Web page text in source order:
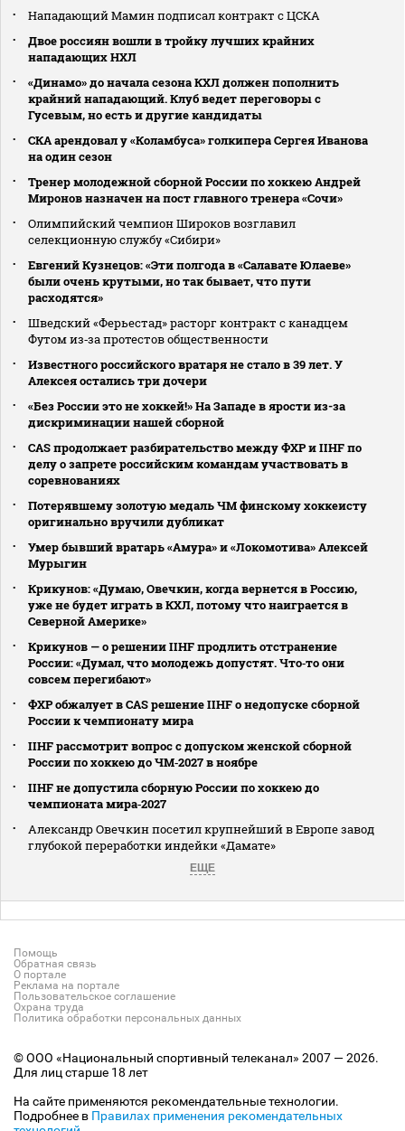
Нападающий Мамин подписал контракт с ЦСКА
Двое россиян вошли в тройку лучших крайних
нападающих НХЛ
«Динамо» до начала сезона КХЛ должен пополнить
крайний нападающий. Клуб ведет переговоры с
Гусевым, но есть и другие кандидаты
СКА арендовал у «Коламбуса» голкипера Сергея Иванова
на один сезон
Тренер молодежной сборной России по хоккею Андрей
Миронов назначен на пост главного тренера «Сочи»
Олимпийский чемпион Широков возглавил
селекционную службу «Сибири»
Евгений Кузнецов: «Эти полгода в «Салавате Юлаеве»
были очень крутыми, но так бывает, что пути
расходятся»
Шведский «Ферьестад» расторг контракт с канадцем
Футом из‑за протестов общественности
Известного российского вратаря не стало в 39 лет. У
Алексея остались три дочери
«Без России это не хоккей!» На Западе в ярости из-за
дискриминации нашей сборной
CAS продолжает разбирательство между ФХР и IIHF по
делу о запрете российским командам участвовать в
соревнованиях
Потерявшему золотую медаль ЧМ финскому хоккеисту
оригинально вручили дубликат
Умер бывший вратарь «Амура» и «Локомотива» Алексей
Мурыгин
Крикунов: «Думаю, Овечкин, когда вернется в Россию,
уже не будет играть в КХЛ, потому что наиграется в
Северной Америке»
Крикунов — о решении IIHF продлить отстранение
России: «Думал, что молодежь допустят. Что‑то они
совсем перегибают»
ФХР обжалует в CAS решение IIHF о недопуске сборной
России к чемпионату мира
IIHF рассмотрит вопрос с допуском женской сборной
России по хоккею до ЧМ‑2027 в ноябре
IIHF не допустила сборную России по хоккею до
чемпионата мира‑2027
Александр Овечкин посетил крупнейший в Европе завод
глубокой переработки индейки «Дамате»
ЕЩЕ
Помощь
Обратная связь
О портале
Реклама на портале
Пользовательское соглашение
Охрана труда
Политика обработки персональных данных
© ООО «Национальный спортивный телеканал» 2007 — 2026.
Для лиц старше 18 лет
На сайте применяются рекомендательные технологии.
Подробнее в Правилах применения рекомендательных